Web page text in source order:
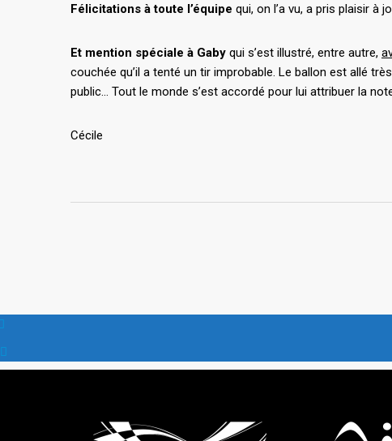
Félicitations à toute l’équipe qui, on l’a vu, a pris plaisir à
Et mention spéciale à Gaby qui s’est illustré, entre autre,
couchée qu’il a tenté un tir improbable. Le ballon est allé
public… Tout le monde s’est accordé pour lui attribuer la
Cécile